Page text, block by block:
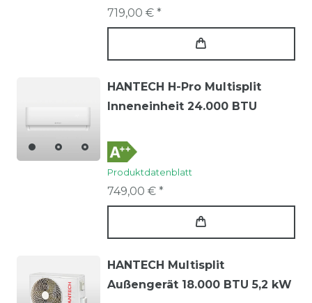
719,00 € *
HANTECH H-Pro Multisplit
Inneneinheit 24.000 BTU
Produktdatenblatt
749,00 € *
HANTECH Multisplit
Außengerät 18.000 BTU 5,2 kW